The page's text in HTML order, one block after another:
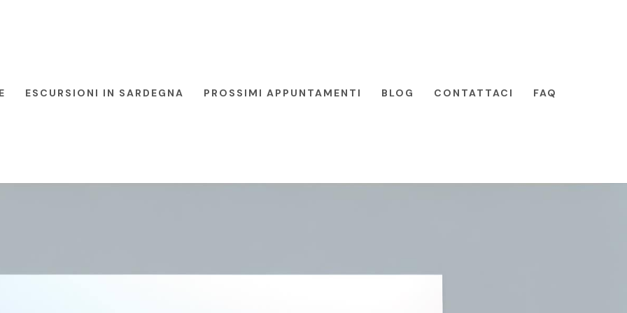
ESCURSIONI IN SARDEGNA PROSSIMI APPUNTAMENTI BLOG CONTATTACI FAQ